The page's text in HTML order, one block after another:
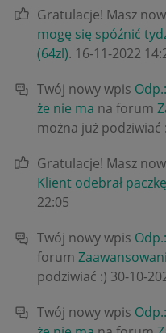
Gratulacje! Masz
mogę się spóźnić
(64zl). ‎16-11-2022
Twój nowy wpis
że nie ma na forum
można już podziwiać
Gratulacje! Masz
Klient odebrał
22:05
Twój nowy wpis
forum
podziwiać :) ‎30-10-
Twój nowy wpis